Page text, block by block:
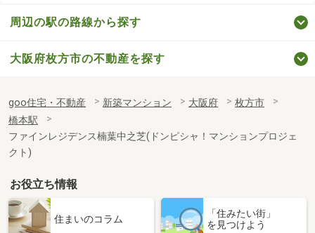
周辺の駅の路線から探す
大阪府枚方市の不動産を探す
goo住宅・不動産 新築マンション 大阪府
枚方市
橋本駅
ファインレジデンス楠葉中之芝(ドンピシャ！マンションプロジェ
クト)
お役立ち情報
住まいのコラム
「住みたい街」
を見つけよう